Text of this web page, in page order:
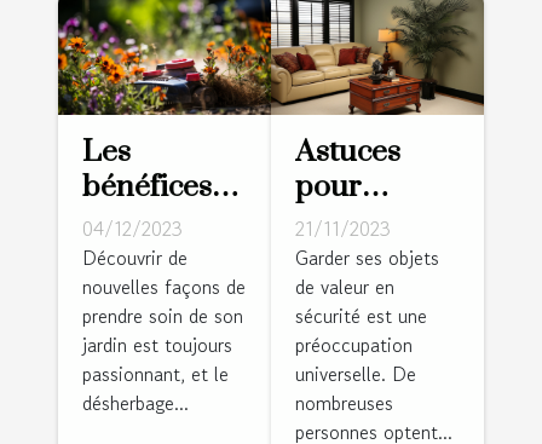
Les
bénéfices
du
désherbage
thermique
pour votre
jardin
04/12/2023
Découvrir de
nouvelles façons de
prendre soin de son
jardin est toujours
passionnant, et le
désherbage...
Astuces
pour
dissimuler
un coffre-
fort dans
votre salle
de séjour
21/11/2023
Garder ses objets
de valeur en
sécurité est une
préoccupation
universelle. De
nombreuses
personnes optent...